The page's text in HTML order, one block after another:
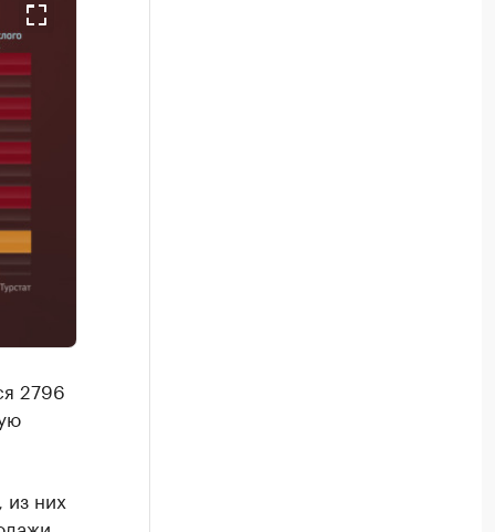
2796
из них